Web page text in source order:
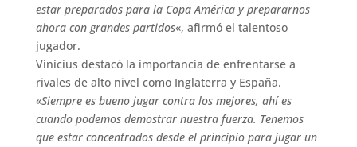
estar preparados para la Copa América y prepararnos
ahora con grandes partidos«, afirmó el talentoso
jugador.
Vinícius destacó la importancia de enfrentarse a
rivales de alto nivel como Inglaterra y España.
«Siempre es bueno jugar contra los mejores, ahí es
cuando podemos demostrar nuestra fuerza. Tenemos
que estar concentrados desde el principio para jugar un